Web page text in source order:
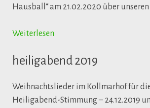
Hausball“ am 21.02.2020 über
Weiterlesen
heiligabend 2019
Weihnachtslieder im Kollmarhof für
Heiligabend-Stimmung – 24.12.2019